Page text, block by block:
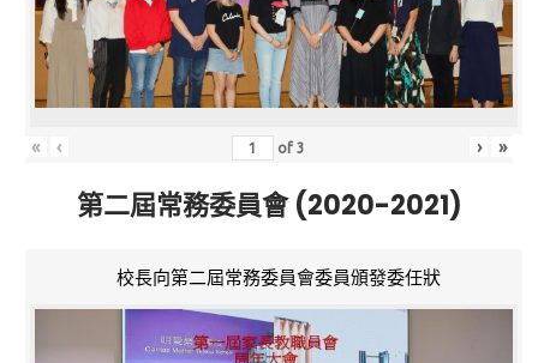
« ‹ of3 › »
第二屆常務委員會 (2020-2021)
校長向第二屆常務委員會委員頒發委任狀